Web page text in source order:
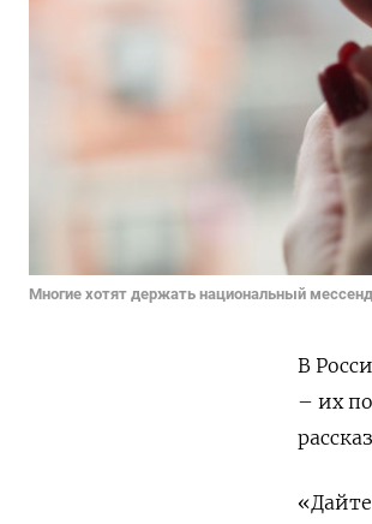
Многие хотят держать национальный
В
– их